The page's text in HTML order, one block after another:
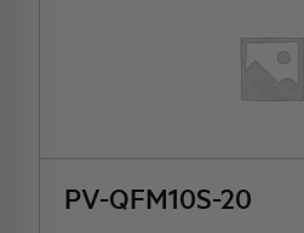
PV-QFM10S-20